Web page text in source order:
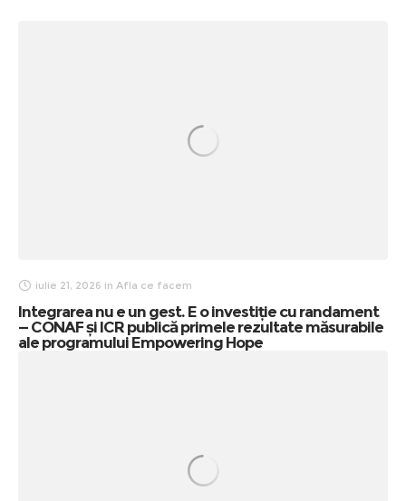
iulie 21, 2026 in Afla ce facem
Integrarea nu e un gest. E o investiție cu randament
— CONAF și ICR publică primele rezultate măsurabile
ale programului Empowering Hope